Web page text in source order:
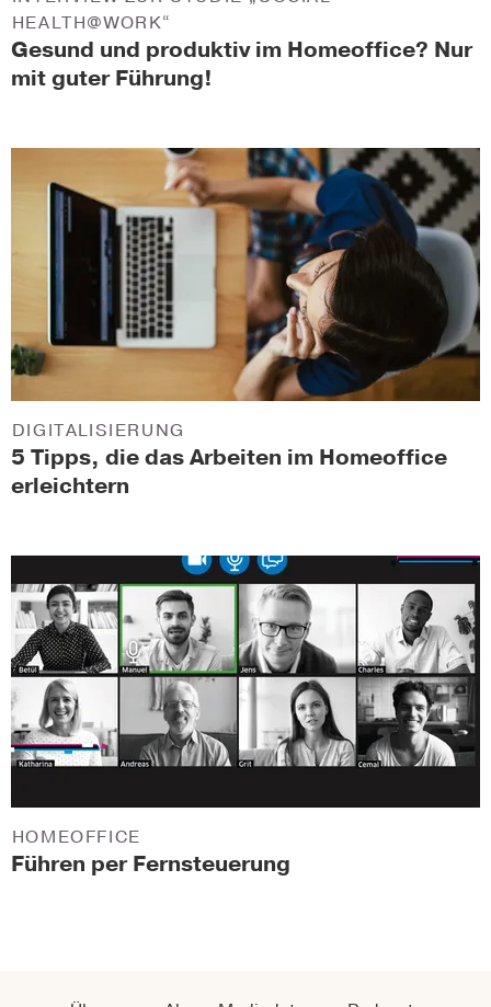
Gesund und produktiv im Homeoffice? Nur
mit guter Führung!
HEALTH@WORK“
5 Tipps, die das Arbeiten im Homeoffice
erleichtern
DIGITALISIERUNG
Führen per Fernsteuerung
HOMEOFFICE